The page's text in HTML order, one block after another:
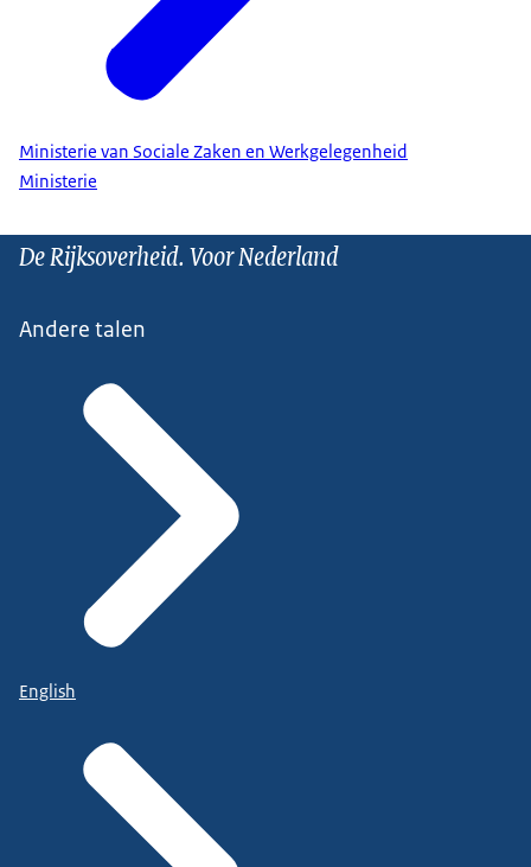
Ministerie van Sociale Zaken en Werkgelegenheid
Ministerie
De Rijksoverheid. Voor Nederland
Andere talen
English